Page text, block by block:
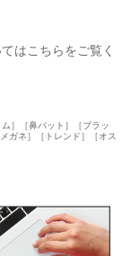
はこちらをご覧く
］［鼻パット］［ブラッ
ガネ］［トレンド］［オス